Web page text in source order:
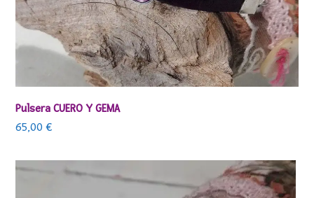
Pulsera CUERO Y GEMA
65,00€